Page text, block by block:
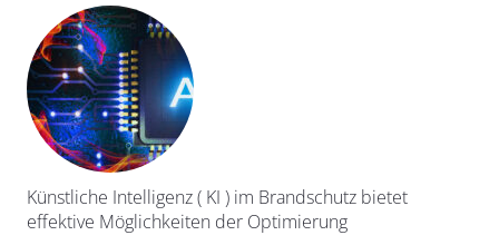
Künstliche Intelligenz ( KI ) im Brandschutz bietet
effektive Möglichkeiten der Optimierung